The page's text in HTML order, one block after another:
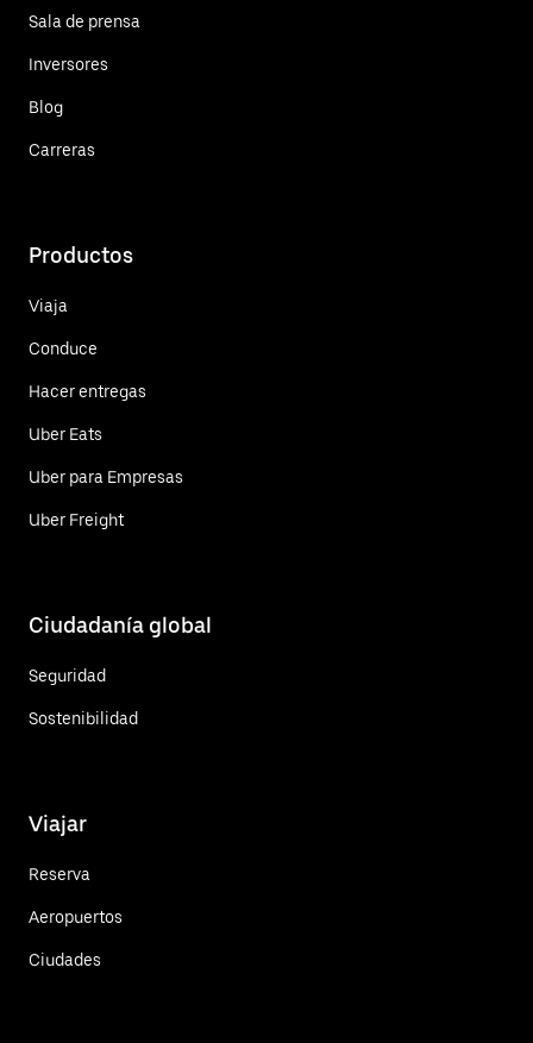
Sala de prensa
Inversores
Blog
Carreras
Productos
Viaja
Conduce
Hacer entregas
Uber Eats
Uber para Empresas
Uber Freight
Ciudadanía global
Seguridad
Sostenibilidad
Viajar
Reserva
Aeropuertos
Ciudades